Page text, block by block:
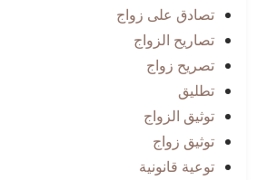
تصادق على زواج
تصاريح الزواج
تصريح زواج
تطليق
توثيق الزواج
توثيق زواج
توعية قانونية